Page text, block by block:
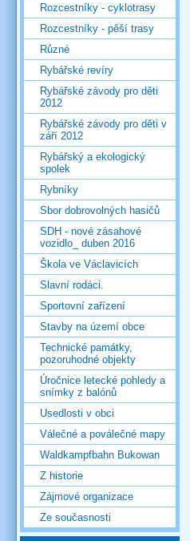
Rozcestníky - cyklotrasy
Rozcestníky - pěší trasy
Různé
Rybářské revíry
Rybářské závody pro děti
2012
Rybářské závody pro děti v
září 2012
Rybářský a ekologický
spolek
Rybníky
Sbor dobrovolných hasičů
SDH - nové zásahové
vozidlo_ duben 2016
Škola ve Václavicích
Slavní rodáci.
Sportovní zařízení
Stavby na území obce
Technické památky,
pozoruhodné objekty
Úročnice letecké pohledy a
snímky z balónů
Usedlosti v obci
Válečné a poválečné mapy
Waldkampfbahn Bukowan
Z historie
Zájmové organizace
Ze současnosti